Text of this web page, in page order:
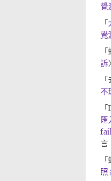
覺
「
覺
「
訴
「
不
「
匯
言
「
照